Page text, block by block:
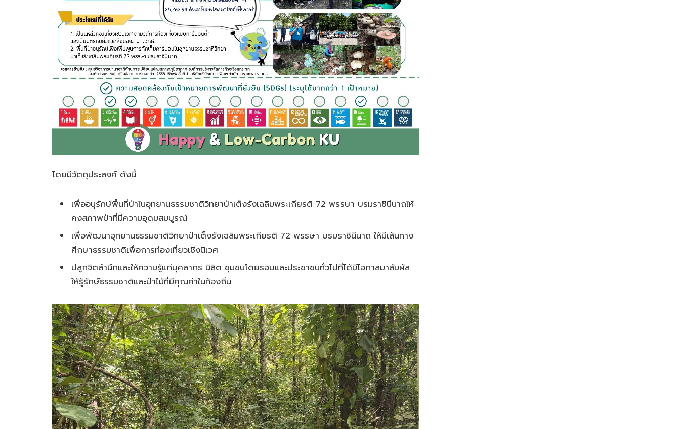
โดยมีวัตถุประสงค์ ดังนี้
เพื่ออนุรักษ์พื้นที่ป่าในอุทยานธรรมชาติวิทยาป่าเต็งรังเฉลิมพระเกียรติ 72 พรรษา บรมราชินีนาถให้
คงสภาพป่าที่มีความอุดมสมบูรณ์
เพื่อพัฒนาอุทยานธรรมชาติวิทยาป่าเต็งรังเฉลิมพระเกียรติ 72 พรรษา บรมราชินีนาถ ให้มีเส้นทาง
ศึกษาธรรมชาติเพื่อการท่องเที่ยวเชิงนิเวศ
ปลูกจิตสำนึกและให้ความรู้แก่บุคลากร นิสิต ชุมชนโดยรอบและประชาชนทั่วไปที่ได้มีโอกาสมาสัมผัส
ให้รู้รักษ์ธรรมชาติและป่าไม้ที่มีคุณค่าในท้องถิ่น